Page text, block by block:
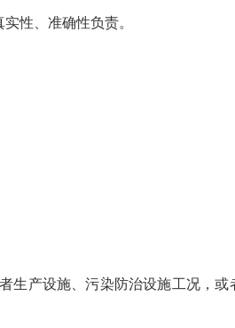
性、准确性负责。
生产设施、污染防治设施工况，